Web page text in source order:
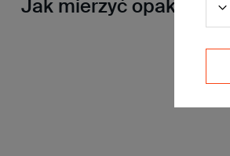
Jak mierzyć opakowanie